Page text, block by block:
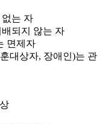
는 자
되지 않는 자
면제자
대상자, 장애인)는 관